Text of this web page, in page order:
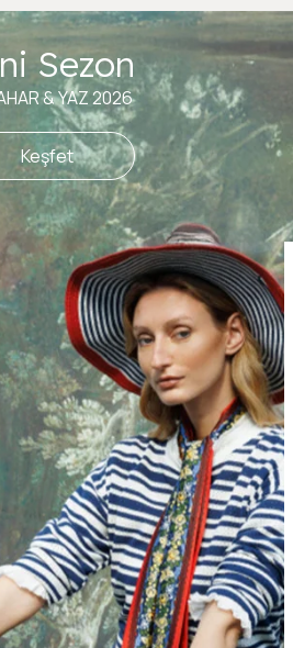
Sezon
& YAZ 2026
Keşfet